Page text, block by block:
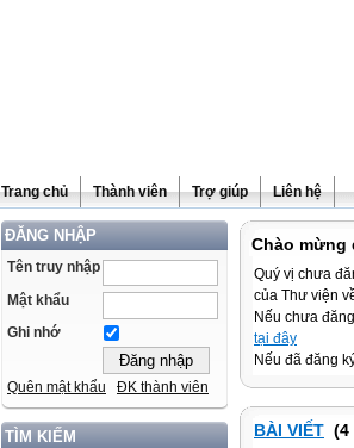
Trang chủ Thành viên Trợ giúp Liên hệ
ĐĂNG NHẬP
Tên truy nhập
Mật khẩu
Ghi nhớ
Quên mật khẩu ĐK thành viên
TÌM KIẾM
Chào mừng
Quý vị chưa
của Thư viện
Nếu chưa
tại đây
Nếu đã đăng
BÀI VIẾT (4